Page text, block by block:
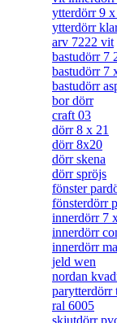
ytterdörr 9
ytterdörr
arv 7222 vit
bastudörr 7
bastudörr 7
bastudörr
bor dörr
craft 03
dörr 8 x 21
dörr 8x20
dörr skena
dörr spröjs
fönster
fönsterdörr
innerdörr 7
innerdörr
innerdörr
jeld wen
nordan
parytterdörr
ral 6005
skjutdörr